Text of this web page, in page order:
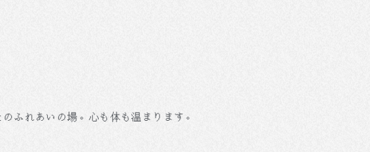
ふれあいの場。心も体も温まります。